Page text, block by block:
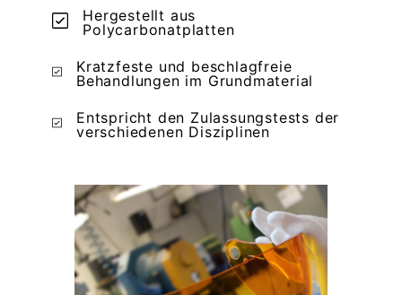
Hergestellt aus
Polycarbonatplatten
Kratzfeste und beschlagfreie
Behandlungen im Grundmaterial
Entspricht den Zulassungstests der
verschiedenen Disziplinen